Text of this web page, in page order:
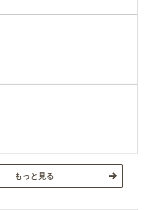
もっと見る